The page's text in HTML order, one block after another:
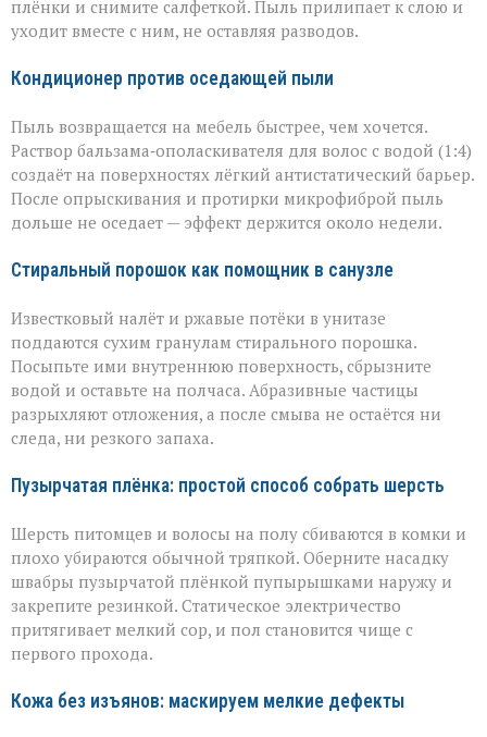
плёнки и снимите салфеткой. Пыль прилипает к слою и
уходит вместе с ним, не оставляя разводов.
Кондиционер против оседающей пыли
Пыль возвращается на мебель быстрее, чем хочется.
Раствор бальзама‑ополаскивателя для волос с водой (1:4)
создаёт на поверхностях лёгкий антистатический барьер.
После опрыскивания и протирки микрофиброй пыль
дольше не оседает — эффект держится около недели.
Стиральный порошок как помощник в санузле
Известковый налёт и ржавые потёки в унитазе
поддаются сухим гранулам стирального порошка.
Посыпьте ими внутреннюю поверхность, сбрызните
водой и оставьте на полчаса. Абразивные частицы
разрыхляют отложения, а после смыва не остаётся ни
следа, ни резкого запаха.
Пузырчатая плёнка: простой способ собрать шерсть
Шерсть питомцев и волосы на полу сбиваются в комки и
плохо убираются обычной тряпкой. Оберните насадку
швабры пузырчатой плёнкой пупырышками наружу и
закрепите резинкой. Статическое электричество
притягивает мелкий сор, и пол становится чище с
первого прохода.
Кожа без изъянов: маскируем мелкие дефекты